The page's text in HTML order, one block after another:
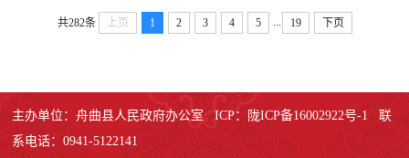
共282条 上页 1 2 3 4 5 19 下页
主办单位：舟曲县人民政府办公室 ICP：陇ICP备16002922号-1 联
系电话：0941-5122141